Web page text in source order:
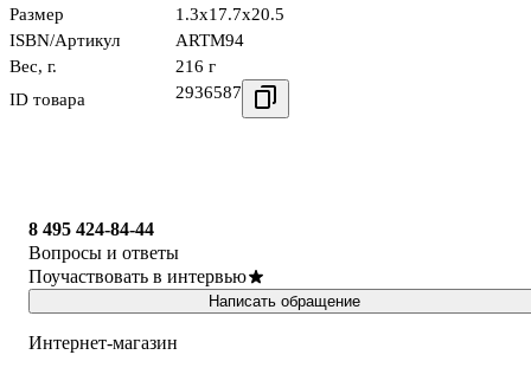
Размер
1.3x17.7x20.5
ISBN/Артикул
ARTM94
Вес, г.
216 г
ID товара
2936587
8 495 424-84-44
Вопросы и ответы
Поучаствовать в интервью
Написать обращение
Интернет-магазин